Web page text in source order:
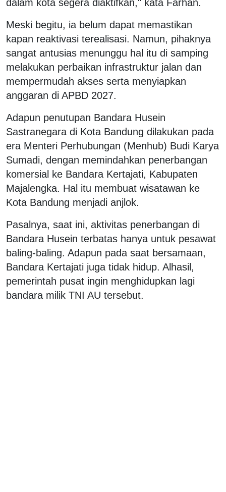
dalam kota segera diaktifkan," kata Farhan.
Meski begitu, ia belum dapat memastikan
kapan reaktivasi terealisasi. Namun, pihaknya
sangat antusias menunggu hal itu di samping
melakukan perbaikan infrastruktur jalan dan
mempermudah akses serta menyiapkan
anggaran di APBD 2027.
Adapun penutupan Bandara Husein
Sastranegara di Kota Bandung dilakukan pada
era Menteri Perhubungan (Menhub) Budi Karya
Sumadi, dengan memindahkan penerbangan
komersial ke Bandara Kertajati, Kabupaten
Majalengka. Hal itu membuat wisatawan ke
Kota Bandung menjadi anjlok.
Pasalnya, saat ini, aktivitas penerbangan di
Bandara Husein terbatas hanya untuk pesawat
baling-baling. Adapun pada saat bersamaan,
Bandara Kertajati juga tidak hidup. Alhasil,
pemerintah pusat ingin menghidupkan lagi
bandara milik TNI AU tersebut.